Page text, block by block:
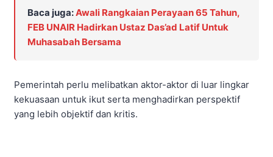
Baca juga:Awali Rangkaian Perayaan 65 Tahun,
FEB UNAIR Hadirkan Ustaz Das’ad Latif Untuk
Muhasabah Bersama
Pemerintah perlu melibatkan aktor-aktor di luar lingkar
kekuasaan untuk ikut serta menghadirkan perspektif
yang lebih objektif dan kritis.